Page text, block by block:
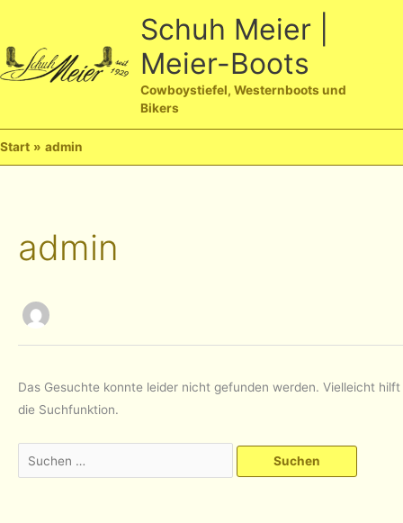
springen
Schuh Meier |
Meier-Boots
Cowboystiefel, Westernboots und
Bikers
Start admin
admin
Das Gesuchte konnte leider nicht gefunden werden. Vielleicht hilft
die Suchfunktion.
Suchen
nach: